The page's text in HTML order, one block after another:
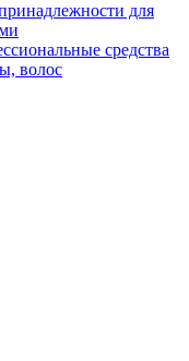
для
средства
волос